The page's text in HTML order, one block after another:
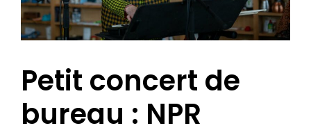
Petit concert de
bureau : NPR